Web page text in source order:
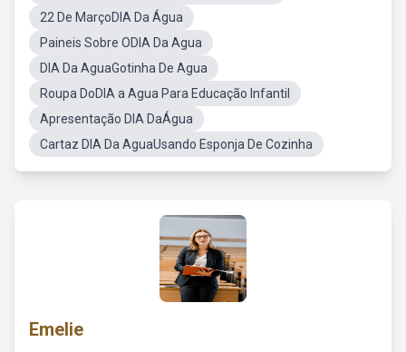
22 De MarçoDIA Da Água
Paineis Sobre ODIA Da Agua
DIA Da AguaGotinha De Agua
Roupa DoDIA a Agua Para Educação Infantil
Apresentação DIA DaÁgua
Cartaz DIA Da AguaUsando Esponja De Cozinha
Emelie